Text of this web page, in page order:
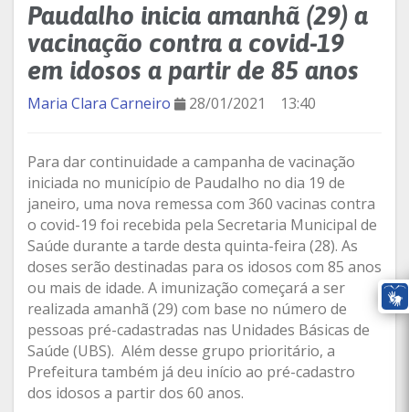
Paudalho inicia amanhã (29) a
vacinação contra a covid-19
em idosos a partir de 85 anos
Maria Clara Carneiro 28/01/2021 13:40
Para dar continuidade a campanha de vacinação
iniciada no município de Paudalho no dia 19 de
janeiro, uma nova remessa com 360 vacinas contra
o covid-19 foi recebida pela Secretaria Municipal de
Saúde durante a tarde desta quinta-feira (28). As
doses serão destinadas para os idosos com 85 anos
ou mais de idade. A imunização começará a ser
realizada amanhã (29) com base no número de
pessoas pré-cadastradas nas Unidades Básicas de
Saúde (UBS). Além desse grupo prioritário, a
Prefeitura também já deu início ao pré-cadastro
dos idosos a partir dos 60 anos.